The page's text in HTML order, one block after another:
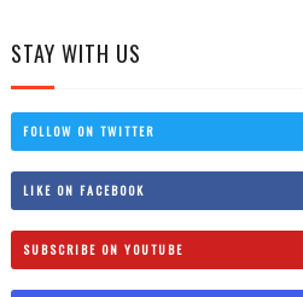
STAY WITH US
FOLLOW ON TWITTER
LIKE ON FACEBOOK
SUBSCRIBE ON YOUTUBE